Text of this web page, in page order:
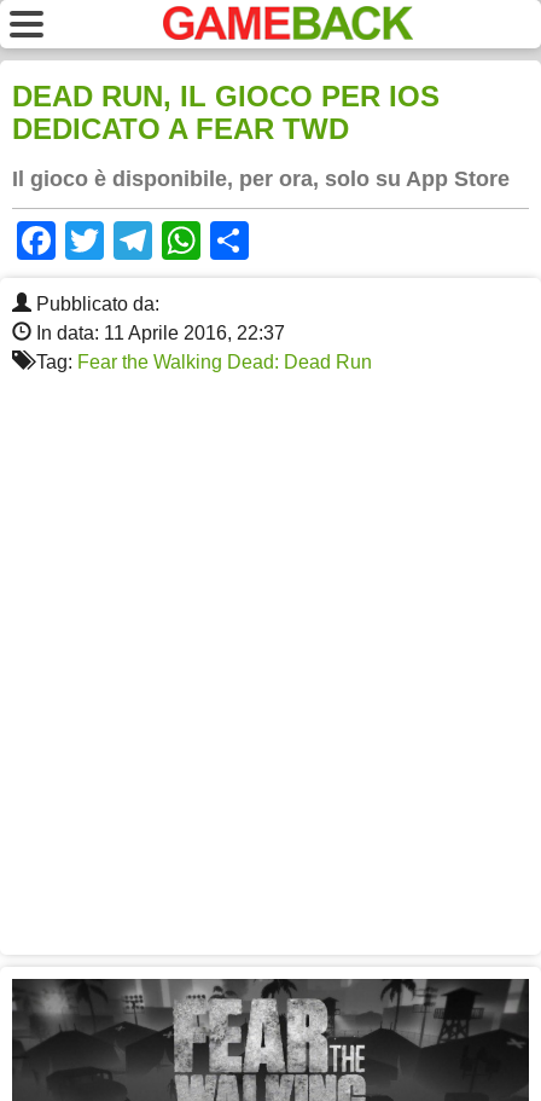
DEAD RUN, IL GIOCO PER IOS
DEDICATO A FEAR TWD
Il gioco è disponibile, per ora, solo su App Store
Facebook
TwitterTelegram
WhatsApp
Pubblicato da:
In data: 11 Aprile 2016, 22:37
Tag: Fear the Walking Dead: Dead Run